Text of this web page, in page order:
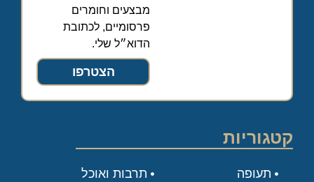
מבצעים וחומרים
פרסומיים, לכתובת
הדוא״ל שלי.
הצטרפו
קטגוריות
תעופה
תרבות ואוכל